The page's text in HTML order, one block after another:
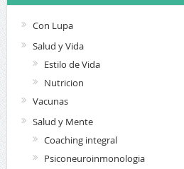
Con Lupa
Salud y Vida
Estilo de Vida
Nutricion
Vacunas
Salud y Mente
Coaching integral
Psiconeuroinmonologia